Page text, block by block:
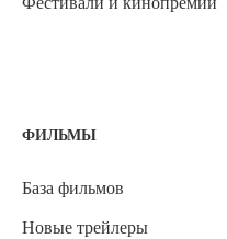
ФИЛЬМЫ
База фильмов
Новые трейлеры